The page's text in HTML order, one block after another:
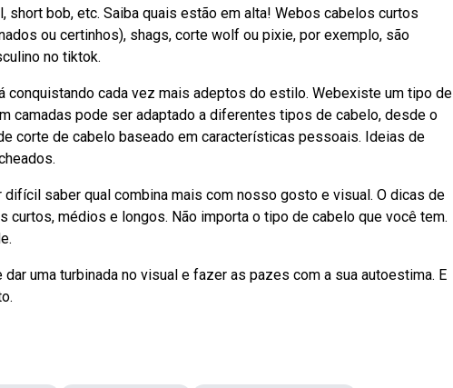
bob, etc. Saiba quais estão em alta! Webos cabelos curtos
ou certinhos), shags, corte wolf ou pixie, por exemplo, são
no tiktok.
cada vez mais adeptos do estilo. Webexiste um tipo de
camadas pode ser adaptado a diferentes tipos de cabelo, desde o
corte de cabelo baseado em características pessoais. Ideias de
saber qual combina mais com nosso gosto e visual. O dicas de
curtos, médios e longos. Não importa o tipo de cabelo que você tem.
uma turbinada no visual e fazer as pazes com a sua autoestima. E